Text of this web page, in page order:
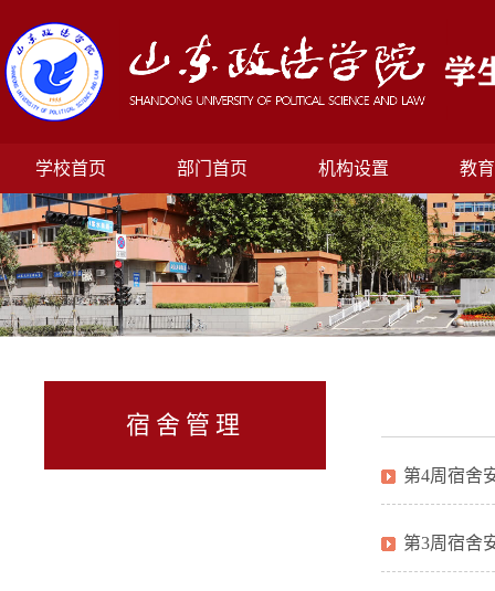
学校首页 部门首页 机构设置 教
宿舍管理
第4周宿舍
第3周宿舍